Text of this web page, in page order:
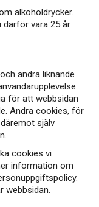
största
regioner
New South
viner
modern
vinmakarna
olika distrikt,
prisvärdhet.
Chardonnay
alkoholdrycker.
därför vara 25 år
andra liknande
för att webbsidan
Andra cookies, för
själv
cookies vi
information om
webbsidan.